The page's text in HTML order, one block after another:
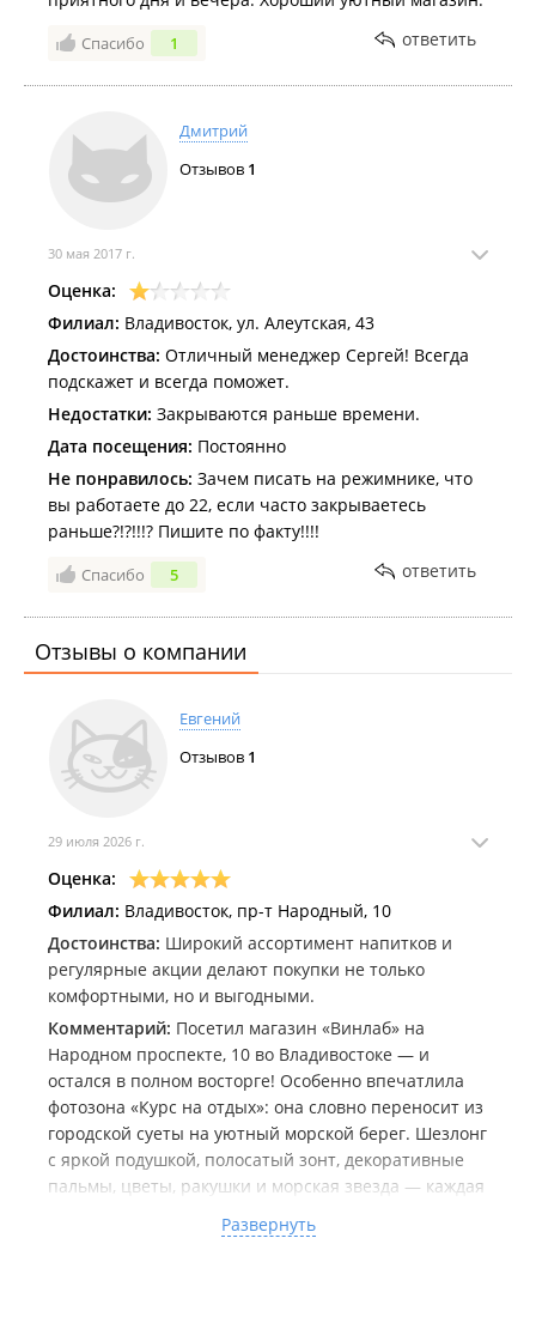
Спасибо 1 ответить
Дмитрий
Отзывов 1
30 мая 2017 г.
Оценка:
Филиал: Владивосток, ул. Алеутская, 43
Достоинства: Отличный менеджер Сергей! Всегда
подскажет и всегда поможет.
Недостатки: Закрываются раньше времени.
Дата посещения: Постоянно
Не понравилось: Зачем писать на режимнике, что
вы работаете до 22, если часто закрываетесь
раньше?!?!!!? Пишите по факту!!!!
Спасибо 5 ответить
Отзывы о компании
Евгений
Отзывов 1
29 июля 2026 г.
Оценка:
Филиал: Владивосток, пр-т Народный, 10
Достоинства: Широкий ассортимент напитков и
регулярные акции делают покупки не только
комфортными, но и выгодными.
Комментарий: Посетил магазин «Винлаб» на
Народном проспекте, 10 во Владивостоке — и
остался в полном восторге! Особенно впечатлила
фотозона «Курс на отдых»: она словно переносит из
городской суеты на уютный морской берег. Шезлонг
с яркой подушкой, полосатый зонт, декоративные
пальмы, цветы, ракушки и морская звезда — каждая
фотографировать. Снимки получаются очень
Развернуть